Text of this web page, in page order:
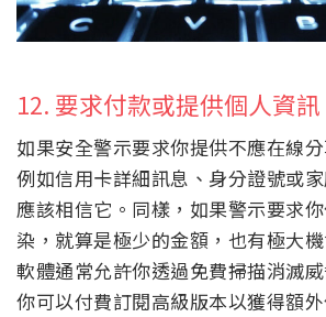
12. 要求付款或提供個人資訊
如果安全警示要求你提供不應在線
例如信用卡詳細訊息、身分證號或
應該相信它。同樣，如果警示要求
染，就算是極少的金額，也有極大
軟體通常允許你透過免費掃描消滅
你可以付費訂閱高級版本以獲得額外